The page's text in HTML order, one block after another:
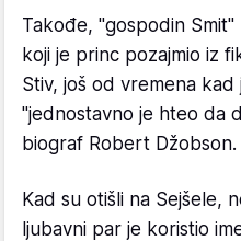
Takođe, "gospodin
koji je princ pozajmio iz
Stiv, još od vremena
"jednostavno je hteo da
biograf Robert Džobson.
Kad su otišli na Sejšele,
ljubavni par je koristio